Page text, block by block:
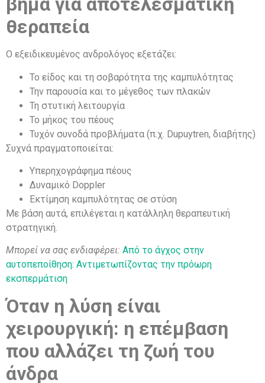
θεραπεία
Ο εξειδικευμένος ανδρολόγος εξετάζει:
Το είδος και τη σοβαρότητα της καμπυλότητας
Την παρουσία και το μέγεθος των πλακών
Τη στυτική λειτουργία
Το μήκος του πέους
Τυχόν συνοδά προβλήματα (π.χ. Dupuytren, διαβήτης)
Συχνά πραγματοποιείται:
Υπερηχογράφημα πέους
Δυναμικό Doppler
Εκτίμηση καμπυλότητας σε στύση
Με βάση αυτά, επιλέγεται η κατάλληλη θεραπευτική
στρατηγική.
Μπορεί να σας ενδιαφέρει: Από το άγχος στην
αυτοπεποίθηση: Αντιμετωπίζοντας την πρόωρη
εκσπερμάτιση
Όταν η λύση είναι
χειρουργική: η επέμβαση
που αλλάζει τη ζωή του
άνδρα